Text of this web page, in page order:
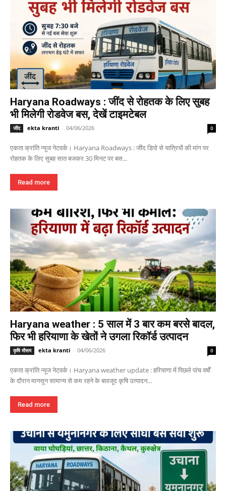
Haryana Roadways : जींद से रोहतक के लिए सुबह
भी मिलेगी रोडवेज बस, देखें टाइमटेबल
जींद ekta kranti - 04/06/2026 0
एकता क्रांति न्यूज नेटवर्क। Haryana Roadways : जींद डिपो से यात्रियों की मांग पर
रोहतक के लिए सुबह सात बजकर 30 मिनट पर बस...
Read more
Haryana weather : 5 साल में 3 बार कम बरसे बादल,
फिर भी हरियाणा के खेतों ने उगला रिकॉर्ड उत्पादन
कृषि मौसम ekta kranti - 04/06/2026 0
एकता क्रांति न्यूज नेटवर्क। Haryana weather update : हरियाणा में पिछले पांच वर्षों
के दौरान मानसून सामान्य से कम रहने के बावजूद कृषि उत्पादन...
Read more